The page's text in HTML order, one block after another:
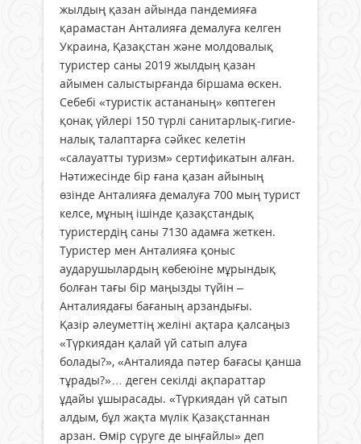
жылдың қазан айында пандемияға
қарамастан Анталияға демалуға келген
Украина, Қазақстан және молдовалық
туристер саны 2019 жылдың қазан
айымен салыс­тырғанда біршама өскен.
Себебі «туристік астананың» көптеген
қонақ үйлері 150 түрлі санитарлық-гигие­
налық талаптарға сәйкес келетін
«салауатты туризм» сертификатын алған.
Нәтижесінде бір ғана қазан айының
өзінде Анталияға демалуға 700 мың турист
келсе, мұның ішінде қазақстандық
туристердің саны 7130 адамға жеткен.
Туристер мен Анталияға қоныс
аударушылардың көбеюіне мұрындық
болған тағы бір маңызды түйін –
Анталиядағы бағаның арзандығы.
Қазір әлеуметтің желіні ақтара қалсаңыз
«Түркиядан қалай үй сатып алуға
болады?», «Анталияда пәтер бағасы қанша
тұрады?»… деген секілді ақпараттар
ұдайы ұшырасады. «Түркиядан үй сатып
алдым, бұл жақта мүлік Қазақстаннан
арзан. Өмір сүруге де ыңғайлы» деп